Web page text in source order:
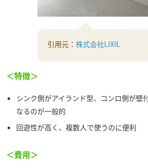
引用元： 株式会社LIXIL
＜特徴＞
シンク側がアイランド型、コンロ側が壁
なるのが一般的
回遊性が高く、複数人で使うのに便利
＜費用＞